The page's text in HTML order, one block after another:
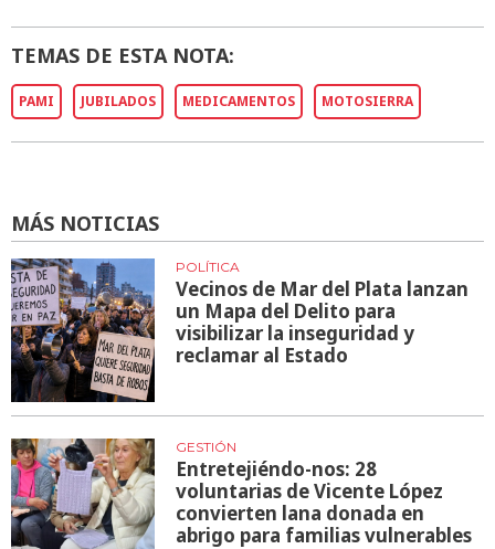
TEMAS DE ESTA NOTA:
PAMI JUBILADOS MEDICAMENTOS MOTOSIERRA
MÁS NOTICIAS
POLÍTICA
Vecinos de Mar del Plata lanzan
un Mapa del Delito para
visibilizar la inseguridad y
reclamar al Estado
GESTIÓN
Entretejiéndo-nos: 28
voluntarias de Vicente López
convierten lana donada en
abrigo para familias vulnerables